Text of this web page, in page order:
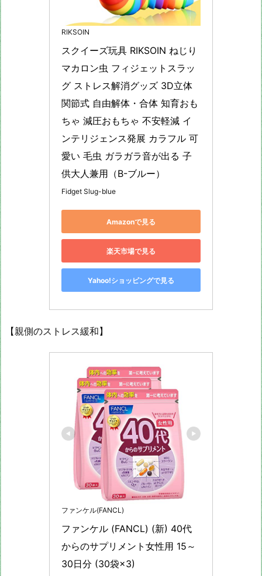
RIKSOIN
スクイーズ玩具 RIKSOIN ねじり
マカロン虫 フィジェットスラッ
グ ストレス解消グッズ 3D立体
関節式 自由解体・合体 知育おも
ちゃ 減圧おもちゃ 不安軽減 イ
ンテリジェンス発展 カラフル 可
愛い 毛虫 ガラガラ音が出る 子
供大人兼用（B-ブルー）
Fidget Slug-blue
Amazonで見る
楽天市場で見る
Yahoo!ショッピングで見る
【親側のストレス緩和】
ファンケル(FANCL)
ファンケル (FANCL) (新) 40代
からのサプリメント女性用 15～
30日分 (30袋×3)